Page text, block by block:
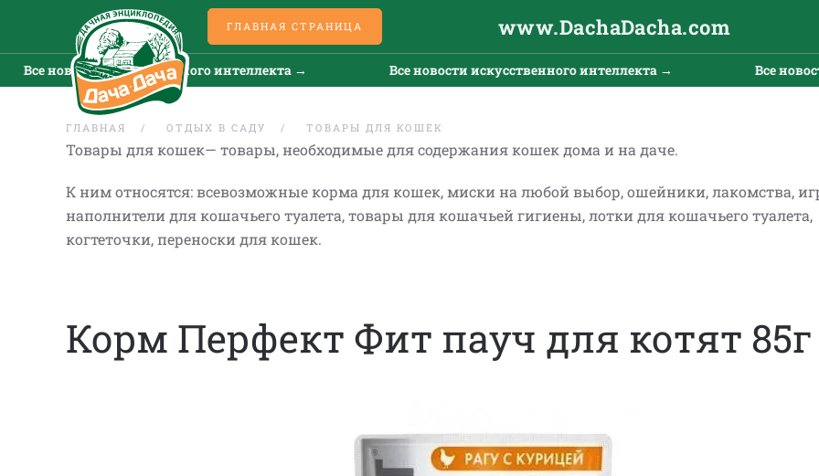
ГЛАВНАЯ СТРАНИЦА www.DachaDacha.com
искусственного интеллекта → Все новости искусственного интеллекта → Все новости
ГЛАВНАЯ ОТДЫХ В САДУ ТОВАРЫ ДЛЯ КОШЕК
Товары для кошек— товары, необходимые для содержания кошек дома и на даче.
К ним относятся: всевозможные корма для кошек, миски на любой выбор, ошейники, лакомства,
наполнители для кошачьего туалета, товары для кошачьей гигиены, лотки для кошачьего туалета,
когтеточки, переноски для кошек.
Корм Перфект Фит пауч для котят 85г